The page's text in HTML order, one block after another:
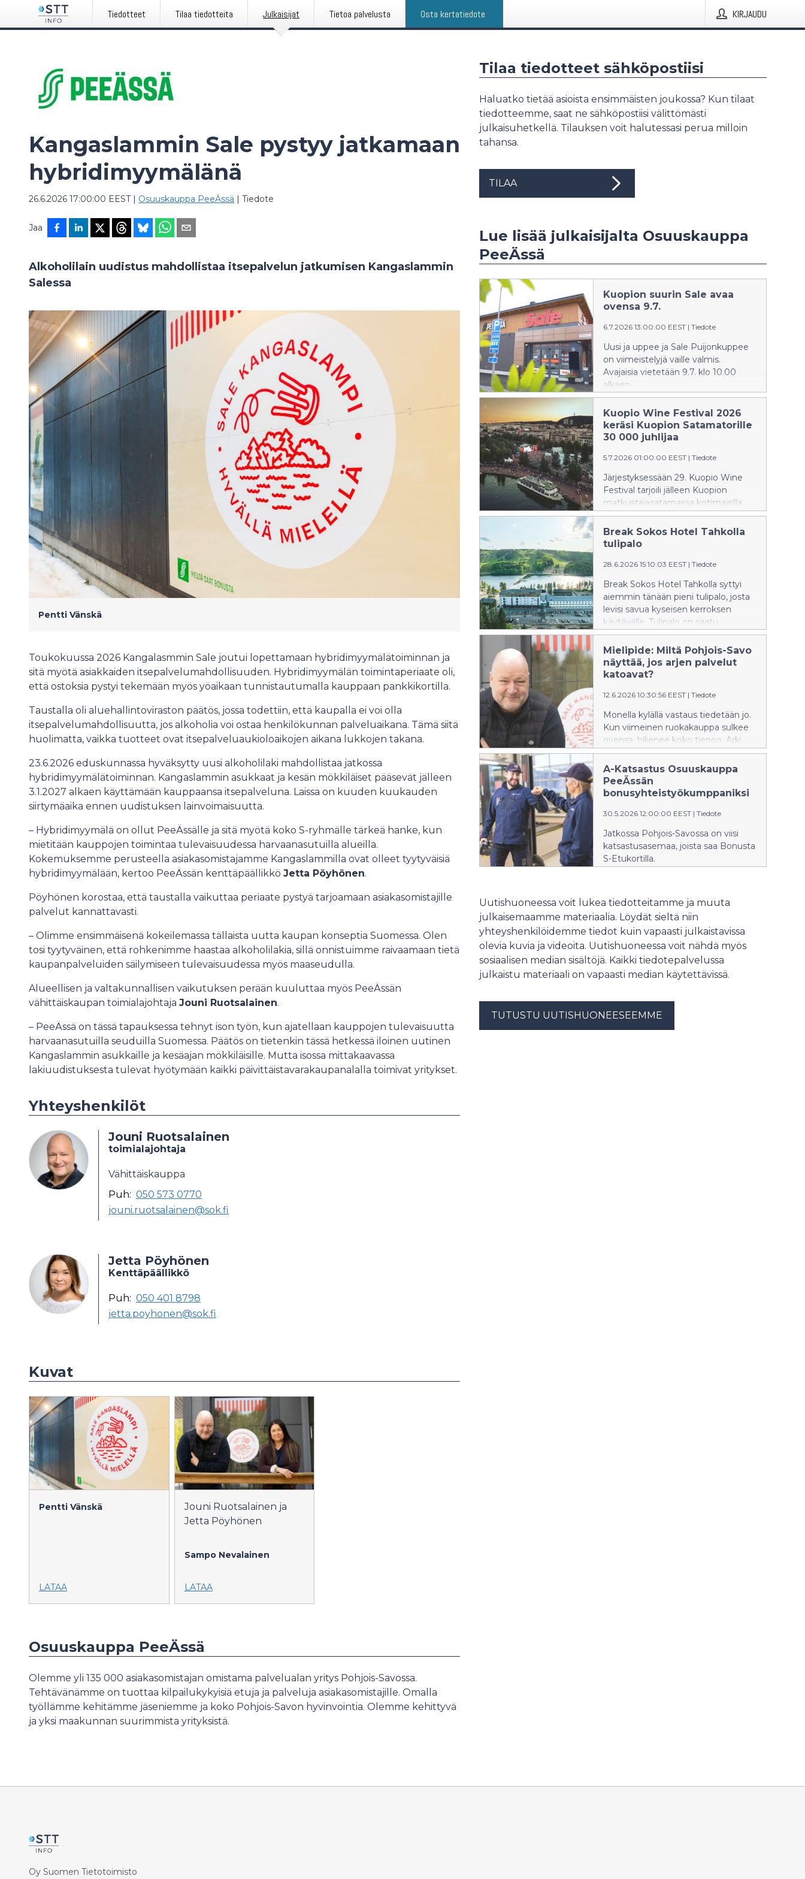
Tiedotteet Tilaa tiedotteita Julkaisijat Tietoa palvelusta Osta kertatiedote KIRJAUDU
Kangaslammin Sale pystyy jatkamaan
hybridimyymälänä
26.6.2026 17:00:00 EEST| Osuuskauppa PeeÄssä | Tiedote
Jaa
Alkoholilain uudistus mahdollistaa itsepalvelun jatkumisen Kangaslammin
Salessa
Pentti Vänskä
Toukokuussa 2026 Kangalasmmin Sale joutui lopettamaan hybridimyymälätoiminnan ja
sitä myötä asiakkaiden itsepalvelumahdollisuuden. Hybridimyymälän toimintaperiaate oli,
että ostoksia pystyi tekemään myös yöaikaan tunnistautumalla kauppaan pankkikortilla.
Taustalla oli aluehallintoviraston päätös, jossa todettiin, että kaupalla ei voi olla
itsepalvelumahdollisuutta, jos alkoholia voi ostaa henkilökunnan palveluaikana. Tämä siitä
huolimatta, vaikka tuotteet ovat itsepalveluaukioloaikojen aikana lukkojen takana.
23.6.2026 eduskunnassa hyväksytty uusi alkoholilaki mahdollistaa jatkossa
hybridimyymälätoiminnan. Kangaslammin asukkaat ja kesän mökkiläiset pääsevät jälleen
3.1.2027 alkaen käyttämään kauppaansa itsepalveluna. Laissa on kuuden kuukauden
siirtymäaika ennen uudistuksen lainvoimaisuutta.
– Hybridimyymälä on ollut PeeÄssälle ja sitä myötä koko S-ryhmälle tärkeä hanke, kun
mietitään kauppojen toimintaa tulevaisuudessa harvaanasutuilla alueilla.
Kokemuksemme perusteella asiakasomistajamme Kangaslammilla ovat olleet tyytyväisiä
hybridimyymälään, kertoo PeeÄssän kenttäpäällikkö Jetta Pöyhönen.
Pöyhönen korostaa, että taustalla vaikuttaa periaate pystyä tarjoamaan asiakasomistajille
palvelut kannattavasti.
– Olimme ensimmäisenä kokeilemassa tällaista uutta kaupan konseptia Suomessa. Olen
tosi tyytyväinen, että rohkenimme haastaa alkoholilakia, sillä onnistuimme raivaamaan tietä
kaupanpalveluiden säilymiseen tulevaisuudessa myös maaseudulla.
Alueellisen ja valtakunnallisen vaikutuksen perään kuuluttaa myös PeeÄssän
vähittäiskaupan toimialajohtaja Jouni Ruotsalainen.
– PeeÄssä on tässä tapauksessa tehnyt ison työn, kun ajatellaan kauppojen tulevaisuutta
harvaanasutuilla seuduilla Suomessa. Päätös on tietenkin tässä hetkessä iloinen uutinen
Kangaslammin asukkaille ja kesäajan mökkiläisille. Mutta isossa mittakaavassa
lakiuudistuksesta tulevat hyötymään kaikki päivittäistavarakaupanalalla toimivat yritykset.
Yhteyshenkilöt
Jouni Ruotsalainen
toimialajohtaja
Vähittäiskauppa
Puh: 050 573 0770
jouni.ruotsalainen@sok.fi
Jetta Pöyhönen
Kenttäpäällikkö
Puh: 050 401 8798
jetta.poyhonen@sok.fi
Kuvat
Pentti Vänskä
LATAA
Jouni Ruotsalainen ja
Jetta Pöyhönen
Sampo Nevalainen
LATAA
Osuuskauppa PeeÄssä
Olemme yli 135 000 asiakasomistajan omistama palvelualan yritys Pohjois-Savossa.
Tehtävänämme on tuottaa kilpailukykyisiä etuja ja palveluja asiakasomistajille. Omalla
työllämme kehitämme jäseniemme ja koko Pohjois-Savon hyvinvointia. Olemme kehittyvä
ja yksi maakunnan suurimmista yrityksistä.
Tilaa tiedotteet sähköpostiisi
Haluatko tietää asioista ensimmäisten joukossa? Kun tilaat
tiedotteemme, saat ne sähköpostiisi välittömästi
julkaisuhetkellä. Tilauksen voit halutessasi perua milloin
tahansa.
TILAA
Lue lisää julkaisijalta Osuuskauppa
PeeÄssä
Kuopion suurin Sale avaa
ovensa 9.7.
6.7.2026 13:00:00 EEST | Tiedote
Uusi ja uppee ja Sale Puijonkuppee
on viimeistelyjä vaille valmis.
Avajaisia vietetään 9.7. klo 10.00
alkaen.
Kuopio Wine Festival 2026
keräsi Kuopion Satamatorille
30 000 juhlijaa
5.7.2026 01:00:00 EEST | Tiedote
Järjestyksessään 29. Kuopio Wine
Festival tarjoili jälleen Kuopion
matkustajasatamassa kotimaisilla
huippuartisteilla varustetun
tapahtuman, jossa toista pääroolia
näytteli käsin valitut portugalilaiset
suunniteltu ruokatuote.
Break Sokos Hotel Tahkolla
tulipalo
28.6.2026 15:10:03 EEST | Tiedote
Break Sokos Hotel Tahkolla syttyi
aiemmin tänään pieni tulipalo, josta
levisi savua kyseisen kerroksen
käytävälle. Tulipalo on saatu
sammutettua. Tulipalossa ei
tapahtunut henkilövahinkoja.
Majoittuminen toimii tällä hetkellä
yhtä kerrosta lukuun ottamatta
kesäteatteri tältä päivältä on
peruttu. Kiitos henkilökunnalle ja
pelastusviranomaisille ripeästi
toiminnasta.
Mielipide: Miltä Pohjois-Savo
näyttää, jos arjen palvelut
katoavat?
12.6.2026 10:30:56 EEST | Tiedote
Monella kylällä vastaus tiedetään jo.
Kun viimeinen ruokakauppa sulkee
ovensa, hiljenee koko tienoo. Arki
vaikeutuu, yhteisö murenee, ja
lopulta ihmiset joutuvat
muuttamaan parempien palveluiden
perässä. Lauantaina 13. kesäkuuta
esiin kaupan palveluiden merkitystä
elinvoiman ja huoltovarmuuden
kannalta. Myös meillä Osuuskauppa
PeeÄssässä kyläkauppapäivä näkyy
aina Vieremältä Heinävedelle asti.
poistuu kylältä. Ajankohtaisena
esimerkkinä tästä voi käyttää
Kangaslammin Salea. Kun Salen
kiinteistön elinkaari tuli tiensä
päähän, mietimme PeeÄssässä,
miten kaupan palvelut saataisiin
vielä kannattavasti säilymään kylällä.
jossa henkilökunta on osan ajan
paikasta ja myymälää pystyi
käyttämään myös itsepalveluna.
A-Katsastus Osuuskauppa
PeeÄssän
bonusyhteistyökumppaniksi
30.5.2026 12:00:00 EEST | Tiedote
Jatkossa Pohjois-Savossa on viisi
katsastusasemaa, joista saa Bonusta
S-Etukortilla.
Uutishuoneessa voit lukea tiedotteitamme ja muuta
julkaisemaamme materiaalia. Löydät sieltä niin
yhteyshenkilöidemme tiedot kuin vapaasti julkaistavissa
olevia kuvia ja videoita. Uutishuoneessa voit nähdä myös
sosiaalisen median sisältöjä. Kaikki tiedotepalvelussa
julkaistu materiaali on vapaasti median käytettävissä.
TUTUSTU UUTISHUONEESEEMME
Oy Suomen Tietotoimisto